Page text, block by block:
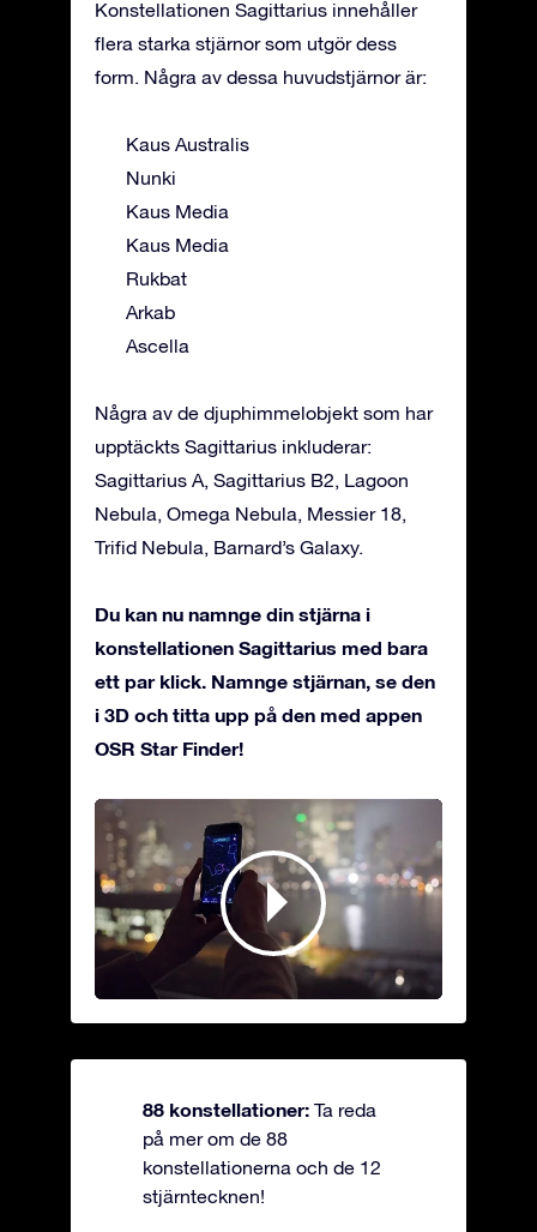
Konstellationen Sagittarius innehåller
flera starka stjärnor som utgör dess
form. Några av dessa huvudstjärnor är:
Kaus Australis
Nunki
Kaus Media
Kaus Media
Rukbat
Arkab
Ascella
Några av de djuphimmelobjekt som har
upptäckts Sagittarius inkluderar:
Sagittarius A, Sagittarius B2, Lagoon
Nebula, Omega Nebula, Messier 18,
Trifid Nebula, Barnard’s Galaxy.
Du kan nu namnge din stjärna i
konstellationen Sagittarius med bara
ett par klick. Namnge stjärnan, se den
i 3D och titta upp på den med appen
OSR Star Finder!
88 konstellationer: Ta reda
på mer om de 88
konstellationerna och de 12
stjärntecknen!